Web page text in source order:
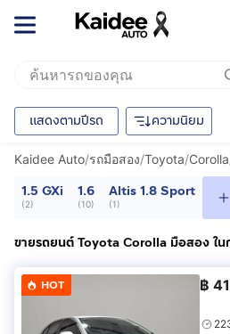
แสดงตามปีรถ ความนิยม
Kaidee Auto/รถมือสอง/Toyota/Corolla
1.5 GXi
(2)
1.6
(10)
Altis 1.8 Sport
(1)
ขายรถยนต์ Toyota Corolla มือสอง ใน
HOT ฿